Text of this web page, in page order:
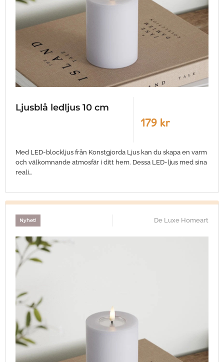
Ljusblå ledljus 10 cm
179 kr
Med LED-blockljus från Konstgjorda Ljus kan du skapa en varm
och välkomnande atmosfär i ditt hem. Dessa LED-ljus med sina
reali…
Nyhet! De Luxe Homeart